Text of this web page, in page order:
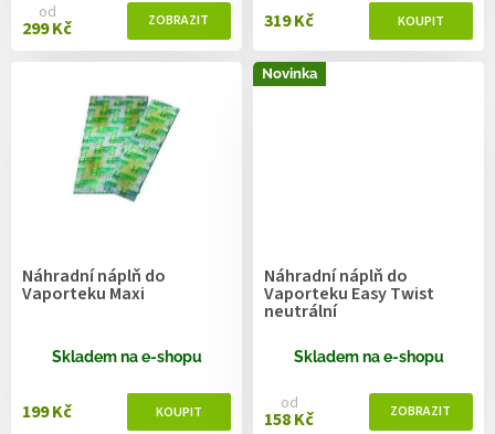
od
299 Kč 319 Kč
Náhradní náplň do
Vaporteku Maxi
Skladem na e-shopu
199 Kč
Novinka
Náhradní náplň do
Vaporteku Easy Twist
neutrální
Skladem na e-shopu
od
158 Kč